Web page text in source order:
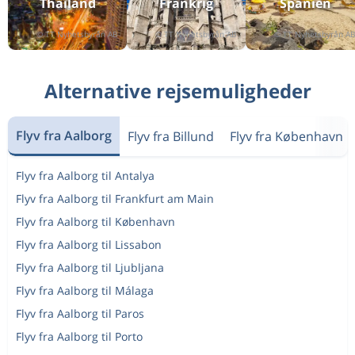
Tur & returBaseltil
Rønne 1 696 kr
EnkeltrejseKøbenhavntil
Enkeltrejse Billundtil
Tur & retur Billund
Barcelona 1 924 kr
Enkeltrejse Bangkok til
Trang
Tur & retur Billundtil
Warszawa
EnkeltrejseAalborgtil
Lissabon
Tur & returKøbenhavn til
Bergamo
Hamborg
Alternative rejsemuligheder
Flyv fra Aalborg Flyv fra Billund Flyv fra København
Flyv fra Aalborg til Antalya
Flyv fra Aalborg til Frankfurt am Main
Flyv fra Aalborg til København
Flyv fra Aalborg til Lissabon
Flyv fra Aalborg til Ljubljana
Flyv fra Aalborg til Málaga
Flyv fra Aalborg til Paros
Flyv fra Aalborg til Porto